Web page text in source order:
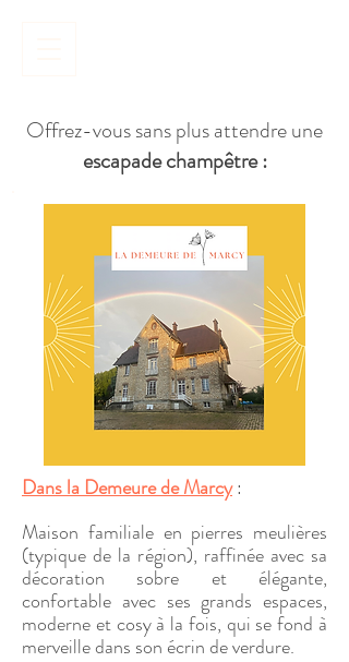
Offrez-vous sans plus attendre une
escapade champêtre :
Dans la Demeure de Marcy:
Maison familiale en pierres meulières
(typique de la région), raffinée avec sa
décoration sobre et élégante,
confortable avec ses grands espaces,
moderne et cosy à la fois, qui se fond à
merveille dans son écrin de verdure.